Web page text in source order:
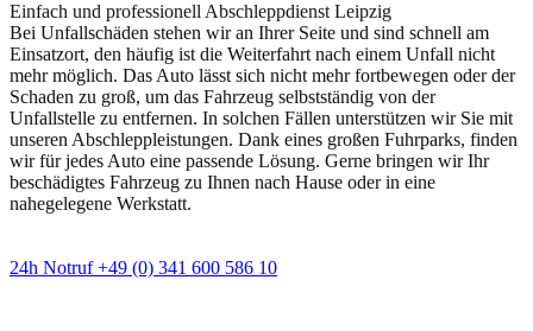
Einfach und professionell Abschleppdienst Leipzig
Bei Unfallschäden stehen wir an Ihrer Seite und sind schnell am
Einsatzort, den häufig ist die Weiterfahrt nach einem Unfall nicht
mehr möglich. Das Auto lässt sich nicht mehr fortbewegen oder der
Schaden zu groß, um das Fahrzeug selbstständig von der
Unfallstelle zu entfernen. In solchen Fällen unterstützen wir Sie mit
unseren Abschleppleistungen. Dank eines großen Fuhrparks, finden
wir für jedes Auto eine passende Lösung. Gerne bringen wir Ihr
beschädigtes Fahrzeug zu Ihnen nach Hause oder in eine
nahegelegene Werkstatt.
24h Notruf +49 (0) 341 600 586 10